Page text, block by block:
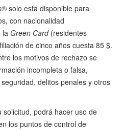
solo está disponible para
con nacionalidad
la Green Card(residentes
de cinco años cuesta 85 $.
los motivos de rechazo se
incompleta o falsa,
delitos penales y otros
podrá hacer uso de
los puntos de control de